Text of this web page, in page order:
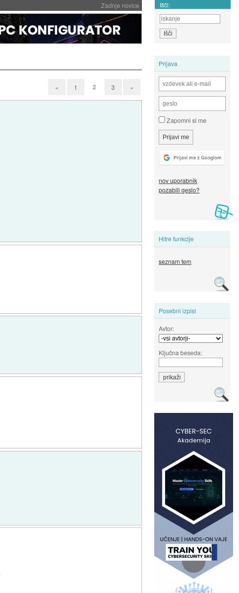
Zadnje novice Išči:
Prijava
Zapomni si me
nov uporabnik
pozabili geslo?
Hitre funkcije
seznam tem
Posebni izpisi
Avtor:
Ključna beseda:
« 1 2 3 »